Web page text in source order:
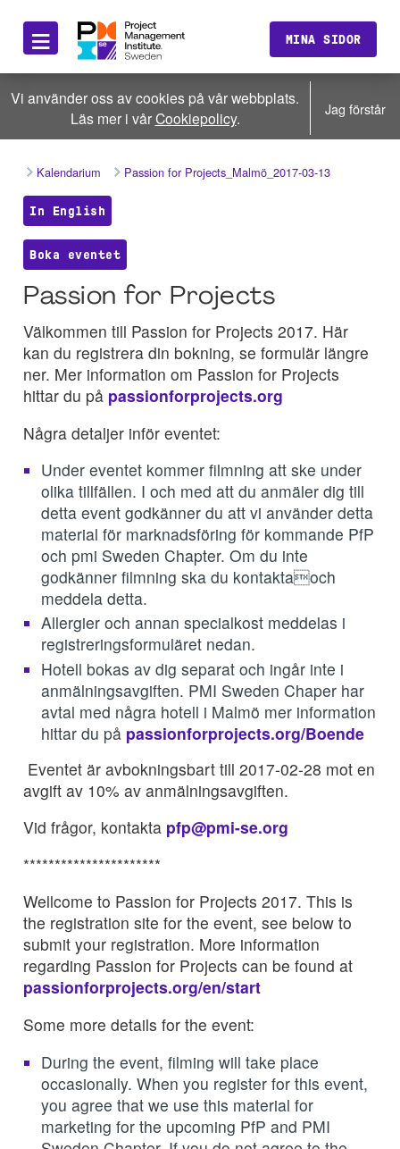
≡ MINA SIDOR
Vi använder oss av cookies på vår webbplats.
Läs mer i vårCookiepolicy. Jag förstår
Kalendarium Passion for Projects_Malmö_2017-03-13
In English
Boka eventet
Passion for Projects
Välkommen till Passion for Projects 2017. Här
kan du registrera din bokning, se formulär längre
ner. Mer information om Passion for Projects
hittar du på passionforprojects.org
Några detaljer inför eventet:
Under eventet kommer filmning att ske under
olika tillfällen. I och med att du anmäler dig till
detta event godkänner du att vi använder detta
material för marknadsföring för kommande PfP
och pmi Sweden Chapter. Om du inte
godkänner filmning ska du kontaktaoch
meddela detta.
Allergier och annan specialkost meddelas i
registreringsformuläret nedan.
Hotell bokas av dig separat och ingår inte i
anmälningsavgiften. PMI Sweden Chaper har
avtal med några hotell i Malmö mer information
hittar du på passionforprojects.org/Boende
Eventet är avbokningsbart till 2017-02-28 mot en
avgift av 10% av anmälningsavgiften.
Vid frågor, kontakta pfp@pmi-se.org
**********************
Wellcome to Passion for Projects 2017. This is
the registration site for the event, see below to
submit your registration. More information
regarding Passion for Projects can be found at
passionforprojects.org/en/start
Some more details for the event:
During the event, filming will take place
occasionally. When you register for this event,
you agree that we use this material for
marketing for the upcoming PfP and PMI